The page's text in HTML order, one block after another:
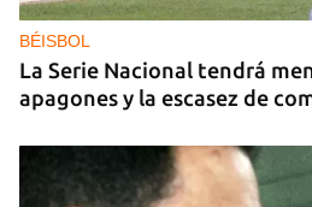
migrantes, incluidas varias
BÉISBOL
La Serie Nacional tendrá
apagones y la escasez de